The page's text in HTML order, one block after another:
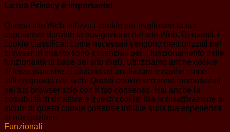
La tua Privacy è importante!
Questo sito Web utilizza i cookie per migliorare la tua
esperienza durante la navigazione nel sito Web. Di questi, i
cookie classificati come necessari vengono memorizzati nel
browser in quanto sono essenziali per il funzionamento delle
funzionalità di base del sito Web. Utilizziamo anche cookie
di terze parti che ci aiutano ad analizzare e capire come
utilizzi questo sito web. Questi cookie verranno memorizzati
nel tuo browser solo con il tuo consenso. Hai anche la
possibilità di disattivare questi cookie. Ma la disattivazione di
alcuni di questi cookie potrebbe influire sulla tua esperienza
di navigazione.
Funzionali